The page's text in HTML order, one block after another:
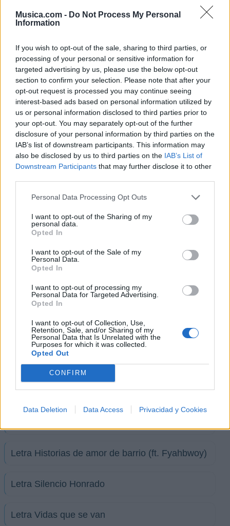
Musica.com - Do Not Process My Personal
Information
If you wish to opt-out of the sale, sharing to third parties, or
processing of your personal or sensitive information for
targeted advertising by us, please use the below opt-out
section to confirm your selection. Please note that after your
opt-out request is processed you may continue seeing
interest-based ads based on personal information utilized by
us or personal information disclosed to third parties prior to
your opt-out. You may separately opt-out of the further
disclosure of your personal information by third parties on the
IAB’s list of downstream participants. This information may
also be disclosed by us to third parties on the IAB’s List of
Downstream Participants that may further disclose it to other
Personal Data Processing Opt Outs
I want to opt-out of the Sharing of my
personal data.
Opted In
I want to opt-out of the Sale of my
Personal Data.
Opted In
I want to opt-out of processing my
Personal Data for Targeted Advertising.
Opted In
I want to opt-out of Collection, Use,
Retention, Sale, and/or Sharing of my
Personal Data that Is Unrelated with the
Purposes for which it was collected.
Opted Out
CONFIRM
Data Deletion Data Access Privacidad y Cookies
¿Qué te parece esta canción?
0 votos
Imprimir letra
* Letra añadida por
+ Denom
Letra A pesar del sol
Letra Sangrando
Letra Alfa y omega (ft. Maka, Natos y Waor)
Letra Historias de amor de barrio (ft. Fyahbwoy)
Letra Silencio Honrado
Letra Vidas que se van